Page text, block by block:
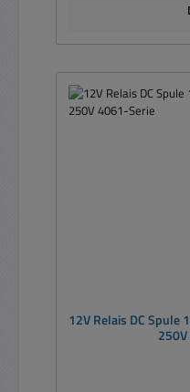
12V Relais DC Spule